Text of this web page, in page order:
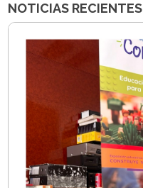
NOTICIAS RECIENTES